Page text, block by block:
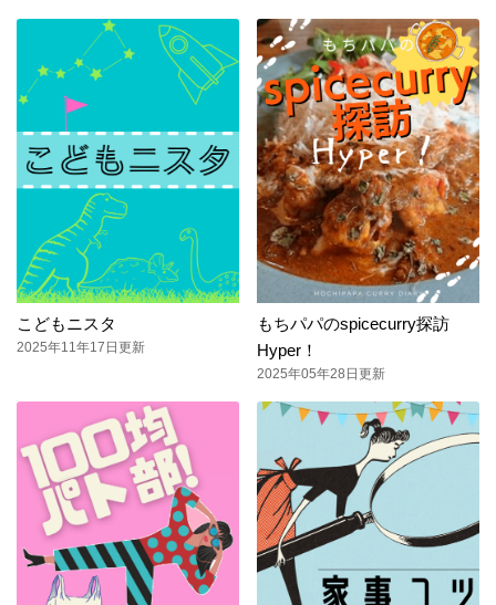
こどもニスタ
2025年11年17日更新
もちパパのspicecurry探訪
Hyper！
2025年05年28日更新